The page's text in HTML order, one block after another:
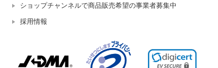
ショップチャンネルで商品販売希望の事業者募集中
採用情報